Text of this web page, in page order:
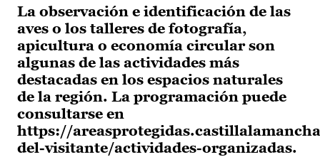
La observación e identificación de las
aves o los talleres de fotografía,
apicultura o economía circular son
algunas de las actividades más
destacadas en los espacios naturales
de la región. La programación puede
consultarse en
https://
del-visitante/actividades-organizadas.